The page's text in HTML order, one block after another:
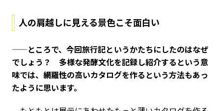
人の肩越しに見える景色こそ面白い
——ところで、今回旅行記というかたちにしたのはなぜ
でしょう？ 多様な発酵文化を記録し紹介するという意
味では、網羅性の高いカタログを作るという方法もあっ
たように思います。